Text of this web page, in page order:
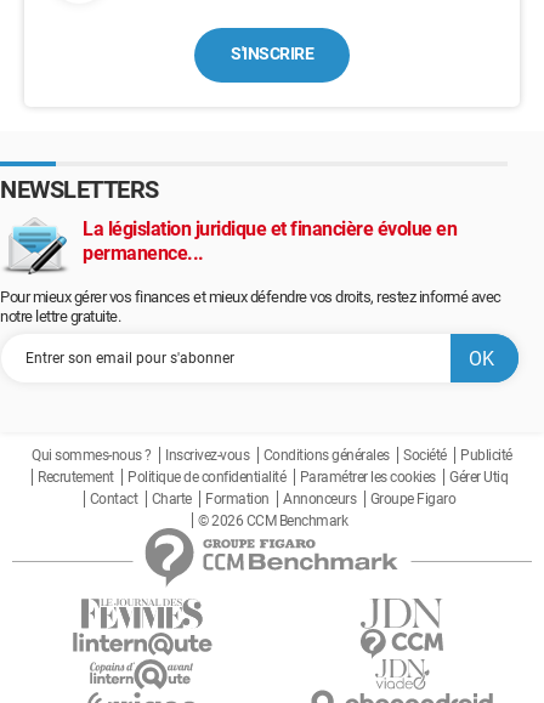
S'INSCRIRE
NEWSLETTERS
La législation juridique et financière évolue en
permanence...
Pour mieux gérer vos finances et mieux défendre vos droits, restez informé avec
notre lettre gratuite.
Qui sommes-nous ? Inscrivez-vous Conditions générales Société
Publicité
Recrutement
Politique de confidentialité Paramétrer les cookies
Gérer Utiq
Contact
Charte Formation Annonceurs
Groupe Figaro
© 2026 CCM Benchmark